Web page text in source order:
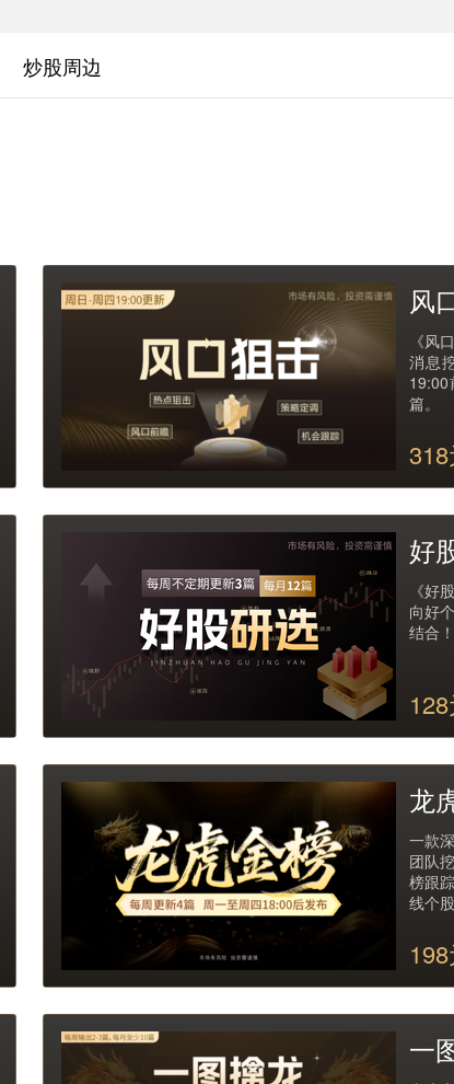
炒股周边
风
《风
消息
篇。
318
好
《好
向好
结合
龙
一款
团队
榜跟
线个
一